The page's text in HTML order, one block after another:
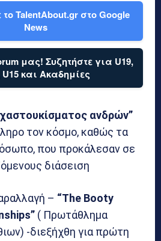
TalentAbout.gr στο Google
News
μας! Συζητήστε για U19,
U15 και Ακαδημίες
ανδρών”
τον κόσμο, καθώς τα
που προκάλεσαν σε
διάσειση
– “The Booty
( Πρωτάθλημα
-διεξήχθη για πρώτη